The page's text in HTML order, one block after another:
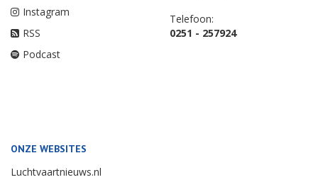
Instagram
RSS
Podcast
Telefoon:
0251 - 257924
ONZE WEBSITES
Luchtvaartnieuws.nl